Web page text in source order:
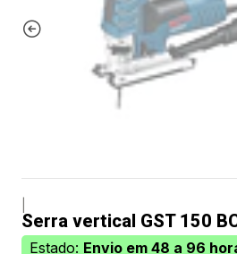
Serra vertical GST 150
Estado: Envio em 48 a 96